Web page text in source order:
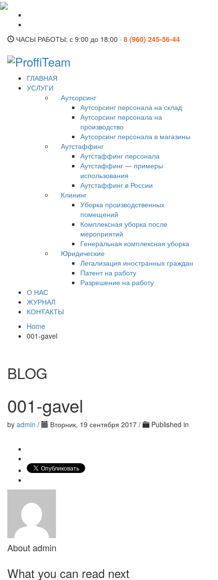
ЧАСЫ РАБОТЫ: с 9:00 до 18:00 · 8 (960) 245-56-44
ГЛАВНАЯ
УСЛУГИ
Аутсорсинг
Аутсорсинг персонала на склад
Аутсорсинг персонала на
производство
Аутсорсинг персонала в магазины
Аутстаффинг
Аутстаффинг персонала
Аутстаффинг — примеры
использования
Аутстаффинг в России
Клининг
Уборка производственных
помещений
Комплексная уборка после
мероприятий
Генеральная комплексная уборка
Юридические
Легализация иностранных граждан
Патент на работу
Разрешение на работу
О НАС
ЖУРНАЛ
КОНТАКТЫ
Home
001-gavel
BLOG
001-gavel
by admin / Вторник, 19 сентября 2017 / Published in
Aboutadmin
What you can read next